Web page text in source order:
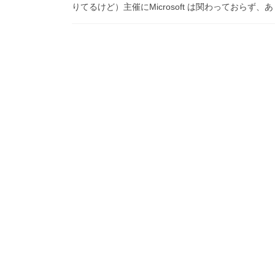
りてるけど）主催にMicrosoft は関わっておらず、